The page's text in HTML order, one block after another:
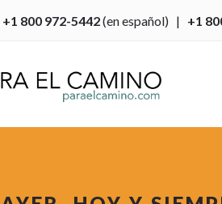
+1 800 972-5442(en español) | +1